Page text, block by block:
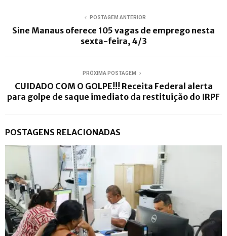
POSTAGEM ANTERIOR
Sine Manaus oferece 105 vagas de emprego nesta
sexta-feira, 4/3
PRÓXIMA POSTAGEM
CUIDADO COM O GOLPE!!! Receita Federal alerta
para golpe de saque imediato da restituição do IRPF
POSTAGENS RELACIONADAS